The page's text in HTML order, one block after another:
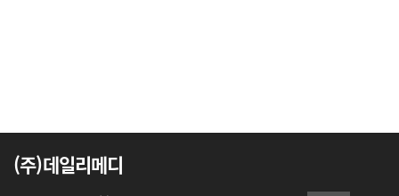
(주)데일리메디